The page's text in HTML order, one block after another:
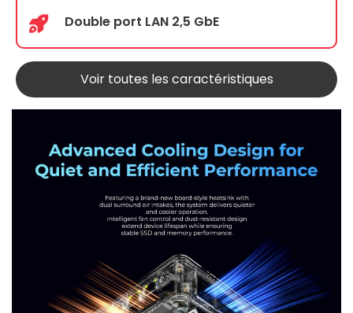
Double port LAN 2,5 GbE
Voir toutes les caractéristiques